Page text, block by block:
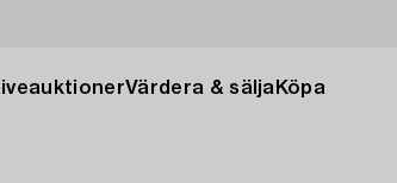
Värdera & sälja Köpa